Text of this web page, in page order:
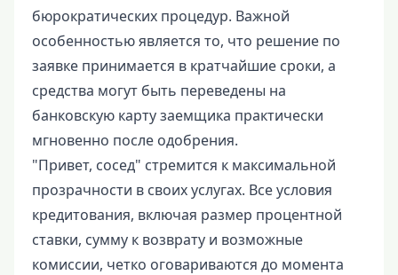
бюрократических процедур. Важной
особенностью является то, что решение по
заявке принимается в кратчайшие сроки, а
средства могут быть переведены на
банковскую карту заемщика практически
мгновенно после одобрения.
"Привет, сосед" стремится к максимальной
прозрачности в своих услугах. Все условия
кредитования, включая размер процентной
ставки, сумму к возврату и возможные
комиссии, четко оговариваются до момента